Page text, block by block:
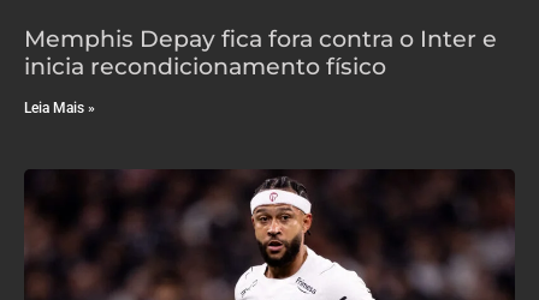
Memphis Depay fica fora contra o Inter e
inicia recondicionamento físico
Leia Mais »